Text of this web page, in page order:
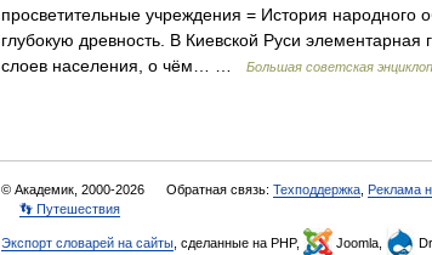
просветительные учреждения = История
глубокую древность. В Киевской Руси
слоев населения, о чём… …
Большая советская
© Академик, 2000-2026 Обратная связь: Техподдержка Реклама
👣 Путешествия
Экспорт словарей на сайты , сделанные на PHP, Joomla,